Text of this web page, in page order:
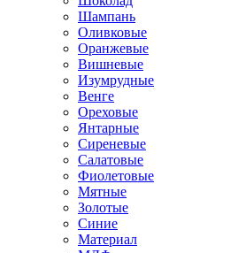
Шампань
Оливковые
Оранжевые
Вишневые
Изумрудные
Венге
Ореховые
Янтарные
Сиреневые
Салатовые
Фиолетовые
Мятные
Золотые
Синие
Материал